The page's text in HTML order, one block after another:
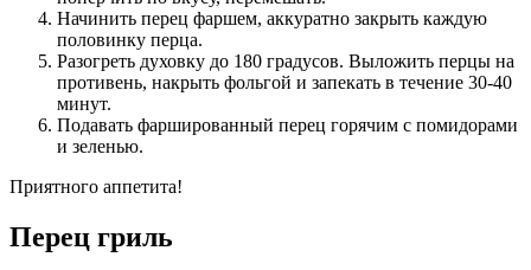
Начинить перец фаршем, аккуратно закрыть каждую
половинку перца.
Разогреть духовку до 180 градусов. Выложить перцы на
противень, накрыть фольгой и запекать в течение 30-40
минут.
Подавать фаршированный перец горячим с помидорами
и зеленью.
Приятного аппетита!
Перец гриль